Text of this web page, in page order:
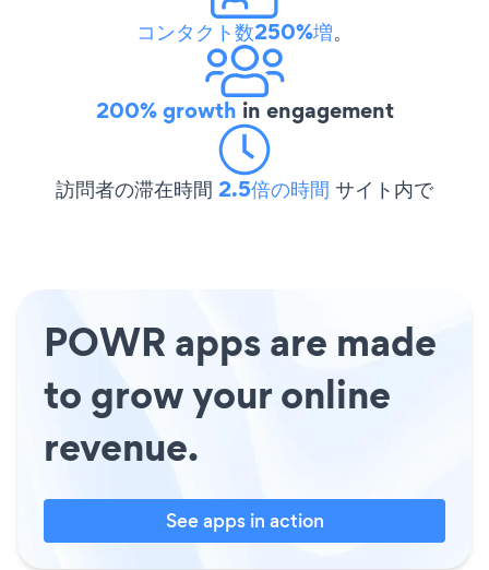
コンタクト数250%増。
200% growth in engagement
訪問者の滞在時間 2.5倍の時間 サイト内で
POWR apps are made
to grow your online
revenue.
See apps in action